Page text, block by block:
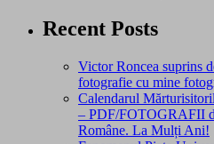
Recent Posts
Victor Roncea suprins
fotografie cu mine
Calendarul
– PDF/FOTOGRAFII
Române. La Mulți Ani!